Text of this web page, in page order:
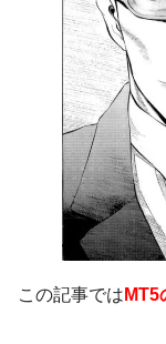
この記事では MT5